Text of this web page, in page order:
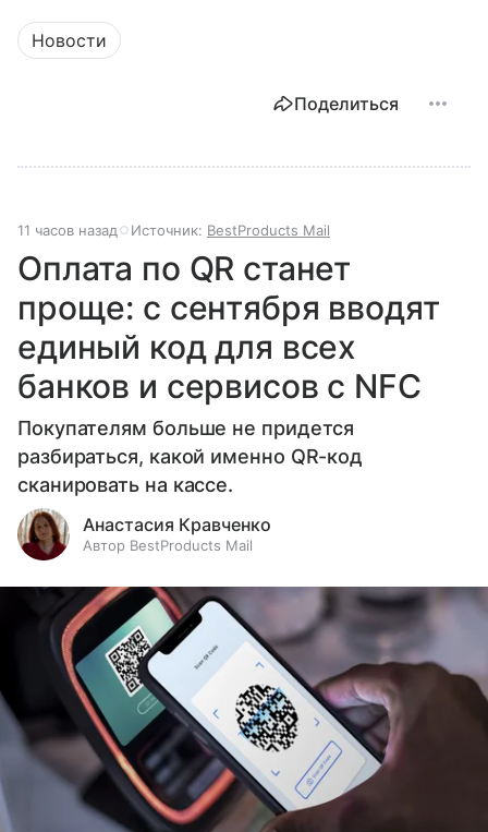
Новости
Поделиться
11 часов назад Источник: BestProducts Mail
Оплата по QR станет
проще: с сентября вводят
единый код для всех
банков и сервисов с NFC
Покупателям больше не придется
разбираться, какой именно QR-код
сканировать на кассе.
Анастасия Кравченко
Автор BestProducts Mail